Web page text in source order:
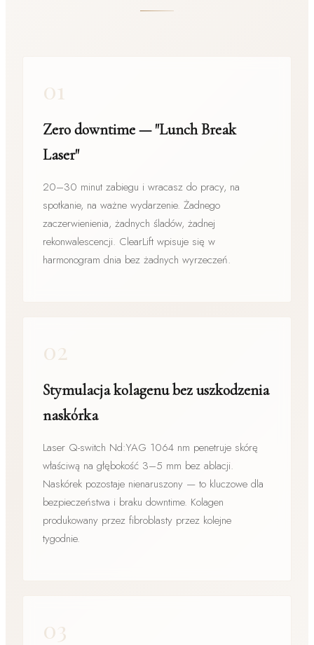
01
Zero downtime — "Lunch Break
Laser"
20–30 minut zabiegu i wracasz do pracy, na
spotkanie, na ważne wydarzenie. Żadnego
zaczerwienienia, żadnych śladów, żadnej
rekonwalescencji. ClearLift wpisuje się w
harmonogram dnia bez żadnych wyrzeczeń.
02
Stymulacja kolagenu bez uszkodzenia
naskórka
Laser Q-switch Nd:YAG 1064 nm penetruje skórę
właściwą na głębokość 3–5 mm bez ablacji.
Naskórek pozostaje nienaruszony — to kluczowe dla
bezpieczeństwa i braku downtime. Kolagen
produkowany przez fibroblasty przez kolejne
tygodnie.
03